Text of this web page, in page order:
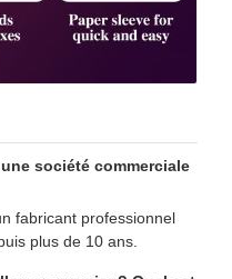
société commerciale
fabricant professionnel
plus de 10 ans.